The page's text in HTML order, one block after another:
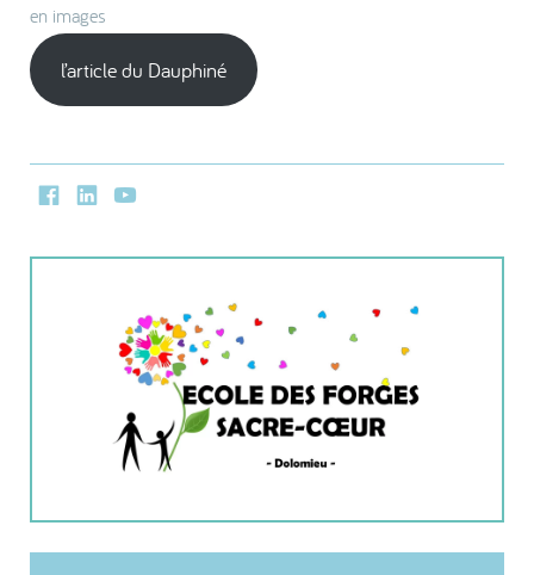
en images
l’article du Dauphiné
FacebookLinkedInYoutube